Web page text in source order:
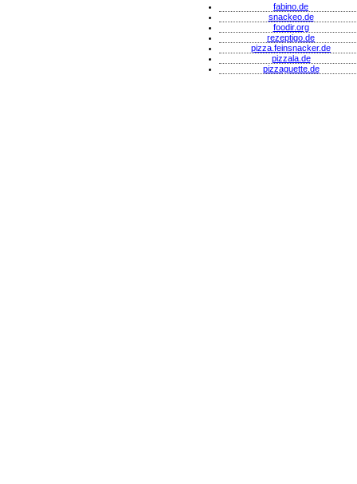
fabino.de
snackeo.de
foodir.org
rezeptigo.de
pizza.feinsnacker.de
pizzala.de
pizzaguette.de